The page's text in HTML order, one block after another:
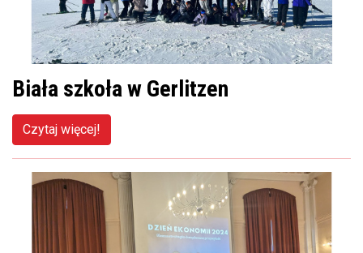
Biała szkoła w Gerlitzen
Czytaj więcej!